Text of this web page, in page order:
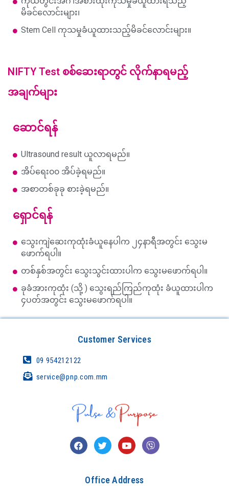
မိခင်လောင်းများ၊
Stem Cell ကုသမှုခံယူထားသည့်မိခင်လောင်းများ။
NIFTY Test စစ်ဆေးရာတွင် လိုက်နာရမည့်
အချက်များ
ဆောင်ရန်
Ultrasound result ယူလာရမည်။
အိပ်ရေး၀၀ အိပ်ခဲ့ရမည်။
အစာတစ်ခုခု စားခဲ့ရမည်။
ရှောင်ရန်
သွေးကျဲဆေးကုထုံးခံယူနေပါက ၂၄နာရီအတွင်း သွေးမ
ဖောက်ရပါ။
တစ်နှစ်အတွင်း သွေးသွင်းထားပါက သွေးမဖောက်ရပါ။
ခုခံအားကုထုံး (သို့ ) သွေးရည်ကြည်ကုထုံး ခံယူထားပါက
၄ပတ်အတွင်း သွေးမဖောက်ရပါ။
Customer Services
09 954212122
service@pnp.com.mm
Office Address